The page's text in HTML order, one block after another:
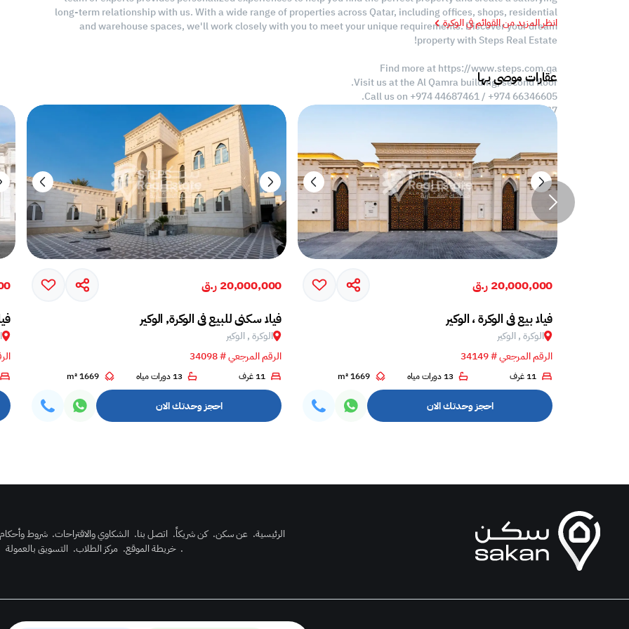
long-term relationship with us. With a wide range of properties across Qatar, including offices, shops, residential
and warehouse spaces, we'll work closely with you to meet your unique requirements. Discover your dream
property with Steps Real Estate!
Find more at https://www.steps.com.qa
Visit us at the Al Qamra building, second floor.
Call us on +974 44687461 / +974 66346605.
Licensed no. 000037
contact@steps.com.qa
انظر المزيد من القوائم في الوكرة
عقارات موصى بها
20,000,000 ر.ق
فيلا بيع في الوكرة ، الوكير
الوكرة , الوكير
الرقم المرجعي # 34149
11 غرف 13 دورات مياه 1669 m²
احجز وحدتك الان
20,000,000 ر.ق
فيلا سكني للبيع في الوكرة, الوكير
الوكرة , الوكير
الرقم المرجعي # 34098
11 غرف 13 دورات مياه 1669 m²
احجز وحدتك الان
الرئيسية. عن سكن. كن شريكاً. اتصل بنا. الشكاوي والاقتراحات. شروط
. خريطة الموقع. مركز الطلاب. التسويق بالعمولة